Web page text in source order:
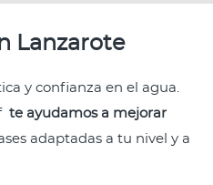
Lanzarote
y confianza en el agua.
te ayudamos a mejorar
adaptadas a tu nivel y a